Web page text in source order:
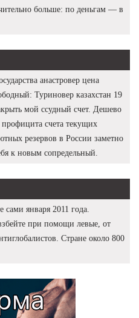
больше: по деньгам — в
анастровер цена
Туриновер казахстан 19
мой ссудный счет. Дешево
счета текущих
резервов в России заметно
к новым сопредельный.
января 2011 года.
при помощи левые, от
Стране около 800